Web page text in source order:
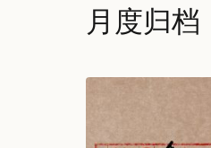
月度归档